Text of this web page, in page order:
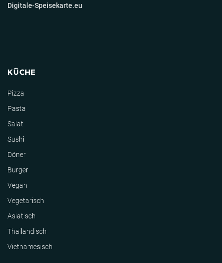
Digitale-Speisekarte.eu
KÜCHE
Pizza
Pasta
Salat
Sushi
Döner
Burger
Vegan
Vegetarisch
Asiatisch
Thailändisch
Vietnamesisch